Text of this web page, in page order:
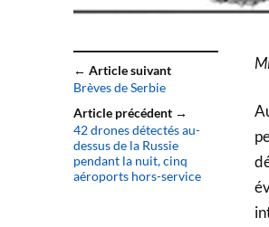
← Article suivant
Brèves de Serbie
Article précédent →
42 drones détectés au-
dessus de la Russie
pendant la nuit, cinq
aéroports hors-service